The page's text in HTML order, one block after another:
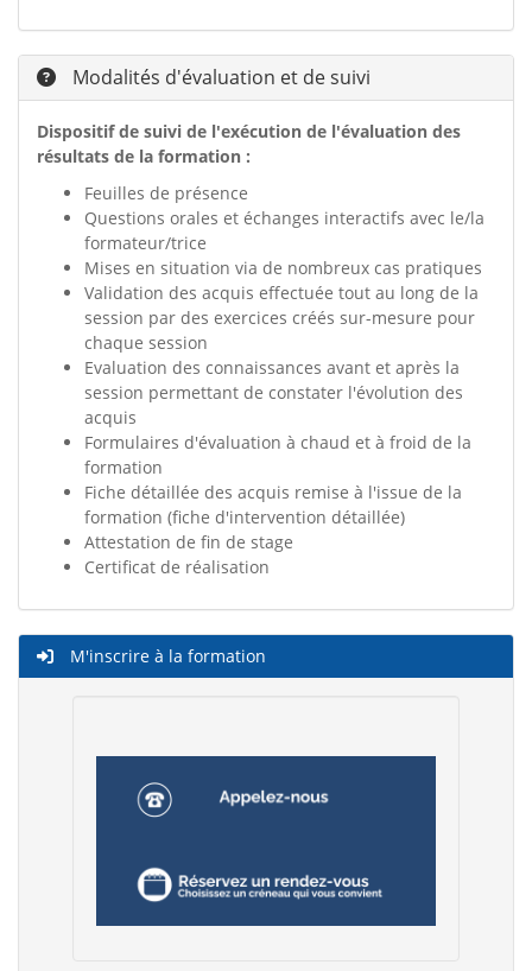
Modalités d'évaluation et de suivi
Dispositif de suivi de l'exécution de l'évaluation des
résultats de la formation :
Feuilles de présence
Questions orales et échanges interactifs avec le/la
formateur/trice
Mises en situation via de nombreux cas pratiques
Validation des acquis effectuée tout au long de la
session par des exercices créés sur-mesure pour
chaque session
Evaluation des connaissances avant et après la
session permettant de constater l'évolution des
acquis
Formulaires d'évaluation à chaud et à froid de la
formation
Fiche détaillée des acquis remise à l'issue de la
formation (fiche d'intervention détaillée)
Attestation de fin de stage
Certificat de réalisation
M'inscrire à la formation